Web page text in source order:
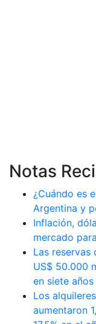
Notas
¿Cuándo es
Argentina y
Inflación,
mercado
Las reservas
US$ 50.000
en siete años
Los
aumentaron